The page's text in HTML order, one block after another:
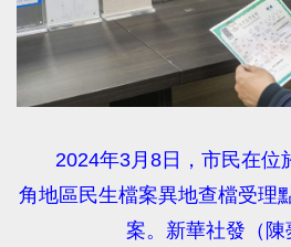
2024年3月8日，市民在位
角地區民生檔案異地查檔受理
案。新華社發（陳